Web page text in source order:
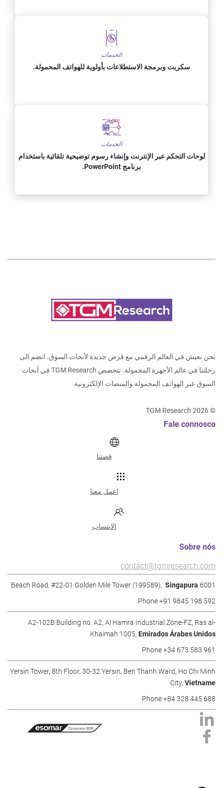
الخدمات
سكربت وبرمجة الاستطلاعات بأولوية للهواتف المحمولة.
الخدمات
لوحات التحكم عبر الإنترنت وإنشاء رسوم توضيحية تلقائية باستخدام
برنامج PowerPoint.
نحن نعيش في العالم الرقمي مع فرص جديدة لأبحاث السوق. انضم الى
رحلتنا في عالم الأجهزة المحمولة. تتخصص TGM Research في أبحاث
السوق عبر الهواتف المحمولة والمنصات الإلكترونية.
©
2026
Fale connosco
قصتنا
اعمل معنا
الانتساب
Sobre nós
contact@tgmresearch.com
6001 Beach Road, #22-01 Golden Mile Tower (199589),
Singapura
Phone +91 9845 198 592
A2-102B Building no. A2, Al Hamra Industrial Zone-FZ, Ras al-
Khaimah 1005, Emirados Árabes Unidos
Phone +34 673 583 961
Yersin Tower, 8th Floor, 30-32 Yersin, Ben Thanh Ward, Ho Chi Minh
City, Vietname
Phone +84 328 445 688